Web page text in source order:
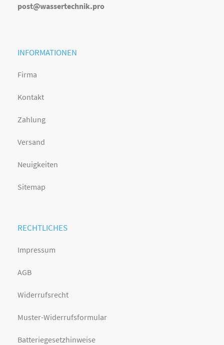
post@wassertechnik.pro
INFORMATIONEN
Firma
Kontakt
Zahlung
Versand
Neuigkeiten
Sitemap
RECHTLICHES
Impressum
AGB
Widerrufsrecht
Muster-Widerrufsformular
Batteriegesetzhinweise